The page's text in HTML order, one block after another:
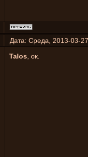
Дата: Среда, 2013-03-
Talos , ок.